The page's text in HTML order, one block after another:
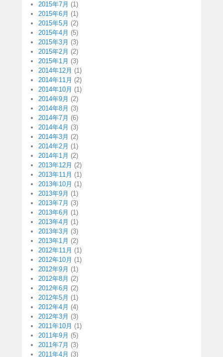
2015年7月 (1)
2015年6月 (1)
2015年5月 (2)
2015年4月 (5)
2015年3月 (3)
2015年2月 (2)
2015年1月 (3)
2014年12月 (1)
2014年11月 (2)
2014年10月 (1)
2014年9月 (2)
2014年8月 (3)
2014年7月 (6)
2014年4月 (3)
2014年3月 (2)
2014年2月 (1)
2014年1月 (2)
2013年12月 (2)
2013年11月 (1)
2013年10月 (1)
2013年9月 (1)
2013年7月 (3)
2013年6月 (1)
2013年4月 (1)
2013年3月 (3)
2013年1月 (2)
2012年11月 (1)
2012年10月 (1)
2012年9月 (1)
2012年8月 (2)
2012年6月 (2)
2012年5月 (1)
2012年4月 (4)
2012年3月 (3)
2011年10月 (1)
2011年9月 (5)
2011年7月 (3)
2011年4月 (3)